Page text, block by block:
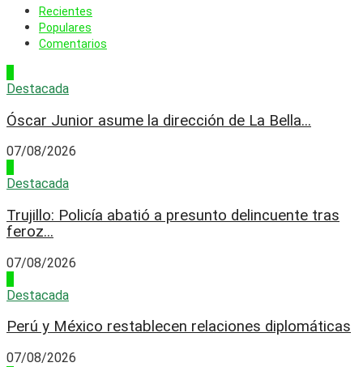
Recientes
Populares
Comentarios
Destacada
Óscar Junior asume la dirección de La Bella...
07/08/2026
Destacada
Trujillo: Policía abatió a presunto delincuente tras
feroz...
07/08/2026
Destacada
Perú y México restablecen relaciones diplomáticas
07/08/2026